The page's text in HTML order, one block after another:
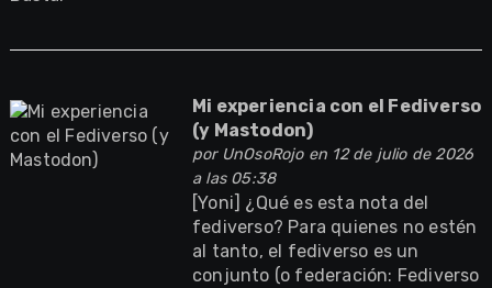
Mi experiencia con el Fediverso
(y Mastodon)
por UnOsoRojoen 12 de julio de 2026
a las 05:38
[Yoni] ¿Qué es esta nota del
fediverso? Para quienes no estén
al tanto, el fediverso es un
conjunto (o federación: Fediverso